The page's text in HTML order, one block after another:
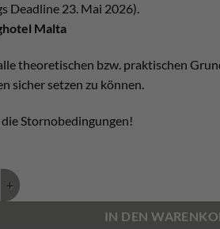
Deadline 23. Mai 2026).
Malta
theoretischen bzw. praktischen
sicher setzen zu können.
Stornobedingungen!
Basic 30. Mai 2026 - Maltatal Menge
IN DEN